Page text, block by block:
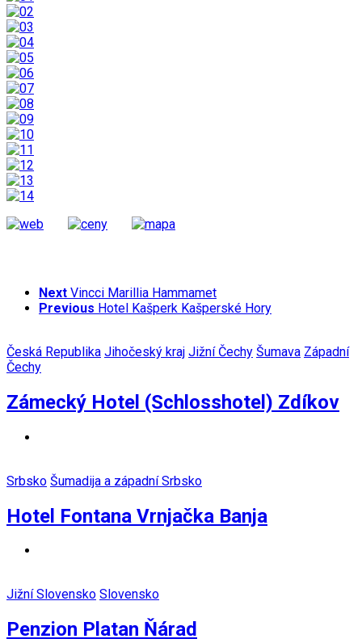
Next Vincci Marillia Hammamet
Previous Hotel Kašperk Kašperské Hory
Česká Republika Jihočeský kraj Jižní Čechy Šumava Západní
Čechy
Zámecký Hotel (Schlosshotel) Zdíkov
Srbsko Šumadija a západní Srbsko
Hotel Fontana Vrnjačka Banja
Jižní Slovensko Slovensko
Penzion Platan Ňárad